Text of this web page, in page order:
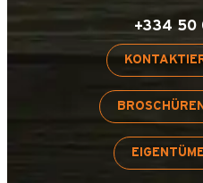
+334 50